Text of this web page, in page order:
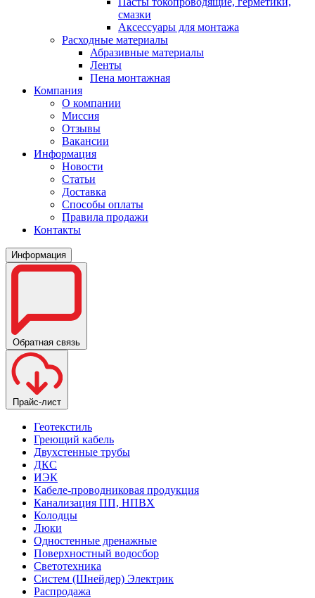
смазки
Аксессуары для монтажа
Расходные материалы
Абразивные материалы
Ленты
Пена монтажная
Компания
О компании
Миссия
Отзывы
Вакансии
Информация
Новости
Статьи
Доставка
Способы оплаты
Правила продажи
Контакты
Информация
Обратная связь
Прайс-лист
Геотекстиль
Греющий кабель
Двухстенные трубы
ДКС
ИЭК
Кабеле-проводниковая продукция
Канализация ПП, НПВХ
Колодцы
Люки
Одностенные дренажные
Поверхностный водосбор
Светотехника
Систем (Шнейдер) Электрик
Распродажа